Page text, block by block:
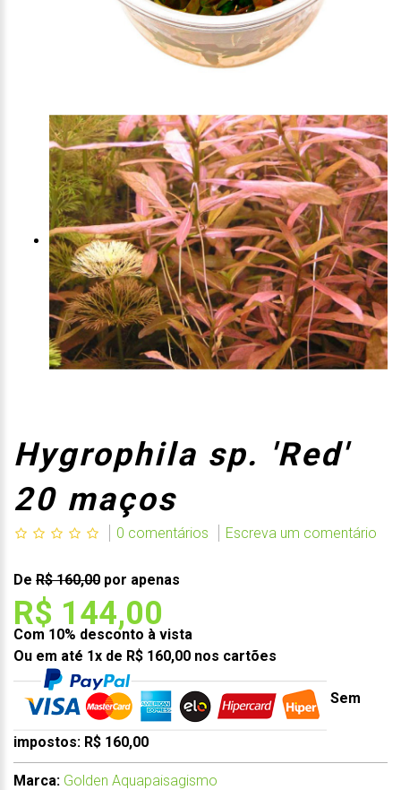
Hygrophila sp. 'Red'
20 maços
0 comentários Escreva um comentário
De R$ 160,00 por apenas
R$ 144,00
Com 10% desconto à vista
Ou em até 1x de R$ 160,00 nos cartões
Sem
impostos: R$ 160,00
Marca: Golden Aquapaisagismo